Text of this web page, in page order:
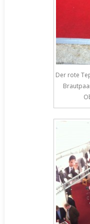
Der rote